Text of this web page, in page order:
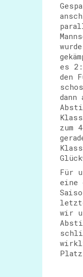
es
den
zum
Für
eine
wir